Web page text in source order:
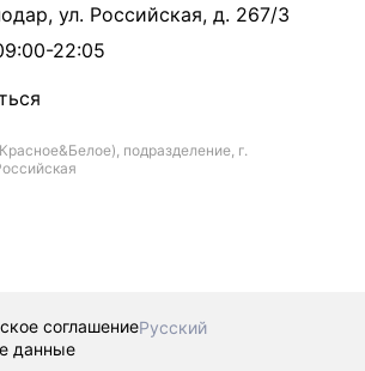
ул. Российская, д. 267/3
22:05
подразделение, г.
соглашениеРусский
данные